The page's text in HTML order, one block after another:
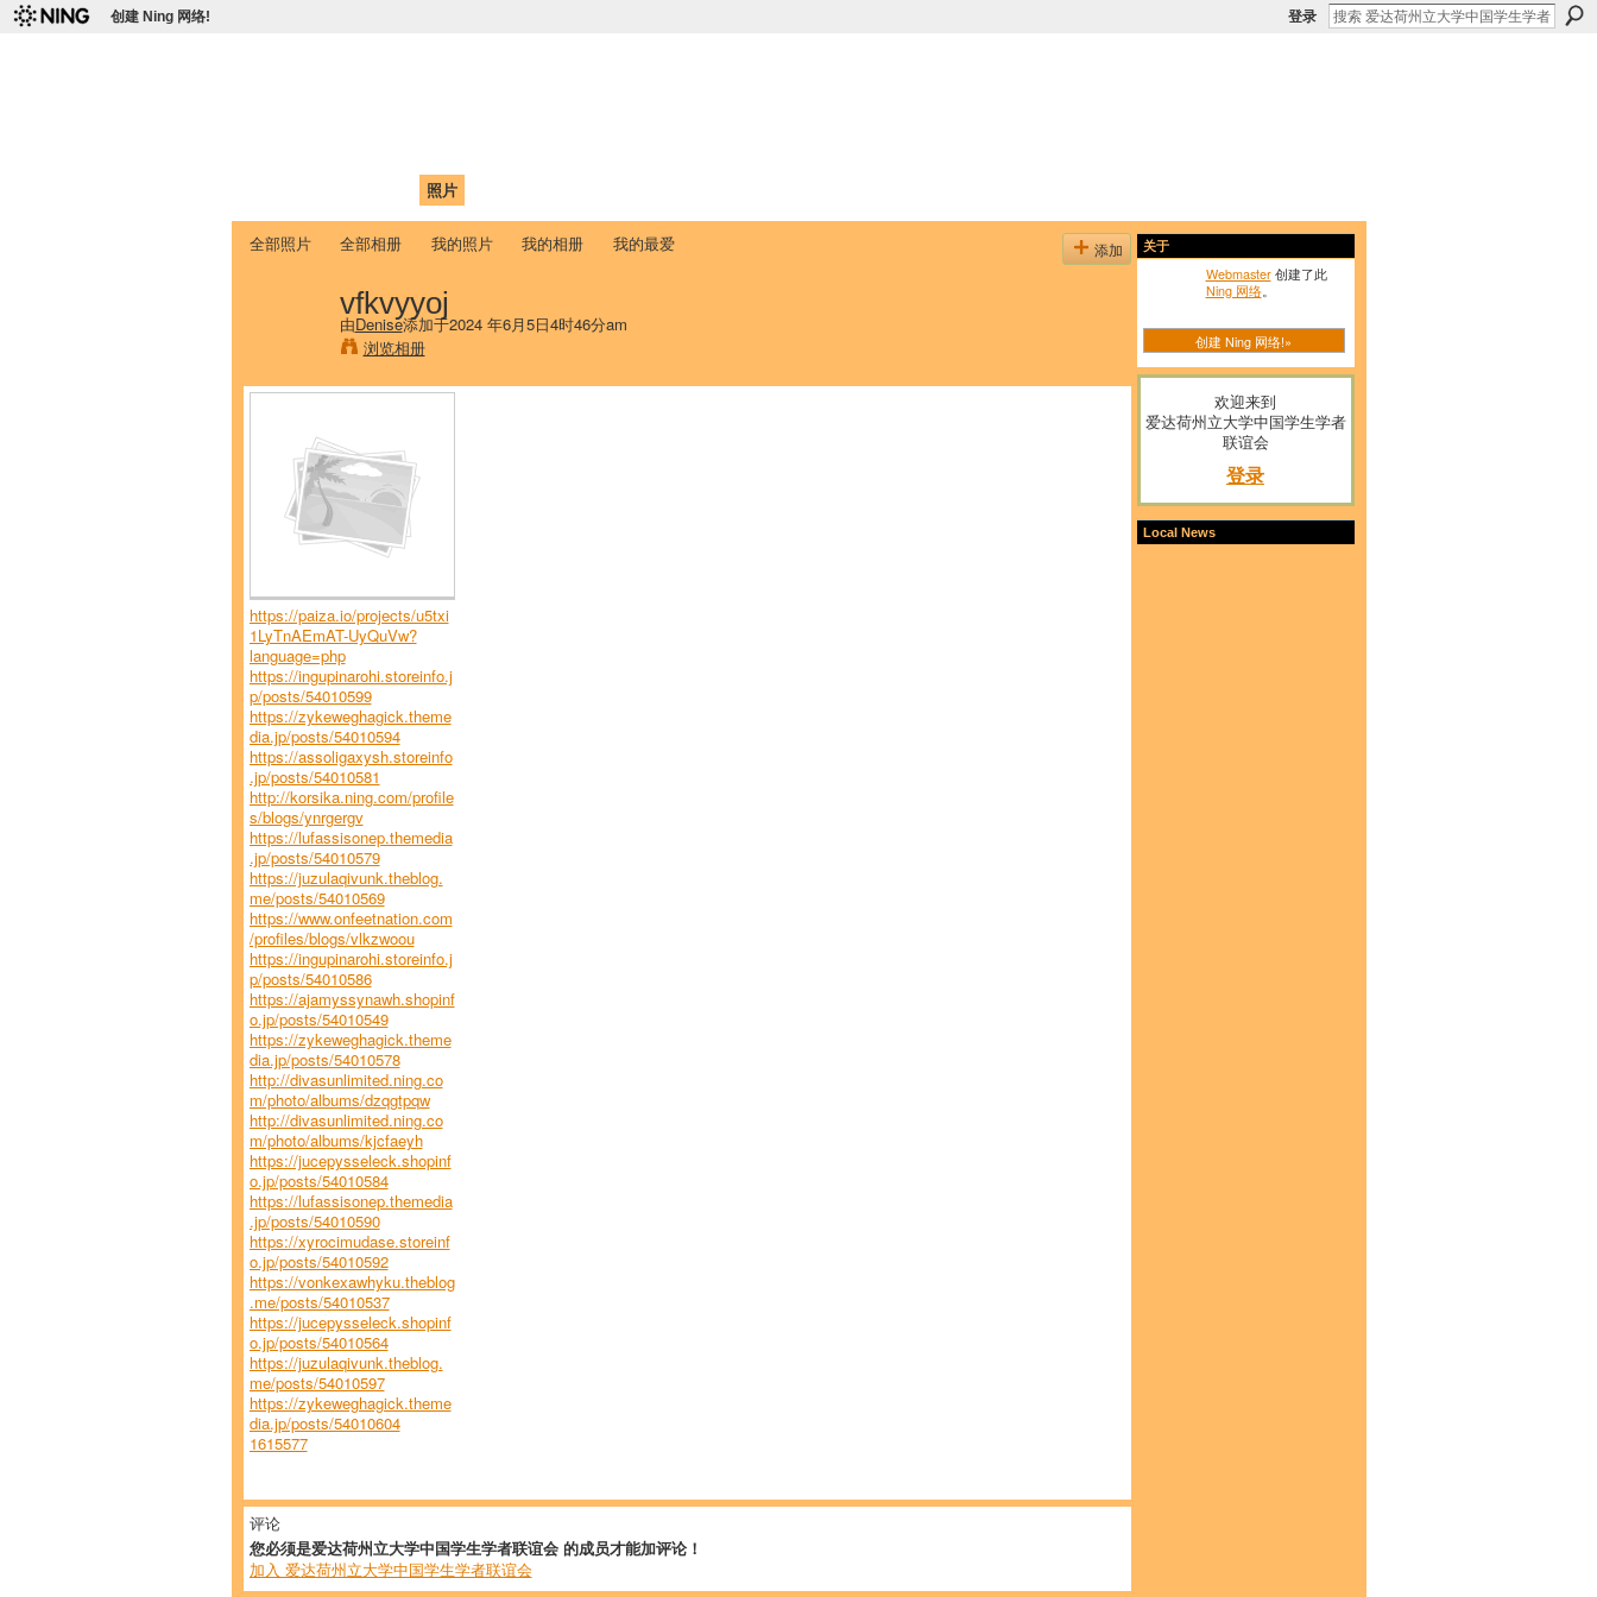
创建 Ning 网络! 登录
照片
全部照片 全部相册 我的照片 我的相册 我的最爱 添加
vfkvyyoj
由Denise添加于2024 年6月5日4时46分am
浏览相册
https://paiza.io/projects/u5txi
1LyTnAEmAT-UyQuVw?
language=php
https://ingupinarohi.storeinfo.j
p/posts/54010599
https://zykeweghagick.theme
dia.jp/posts/54010594
https://assoligaxysh.storeinfo
.jp/posts/54010581
http://korsika.ning.com/profile
s/blogs/ynrgergv
https://lufassisonep.themedia
.jp/posts/54010579
https://juzulaqivunk.theblog.
me/posts/54010569
https://www.onfeetnation.com
/profiles/blogs/vlkzwoou
https://ingupinarohi.storeinfo.j
p/posts/54010586
https://ajamyssynawh.shopinf
o.jp/posts/54010549
https://zykeweghagick.theme
dia.jp/posts/54010578
http://divasunlimited.ning.co
m/photo/albums/dzqgtpqw
http://divasunlimited.ning.co
m/photo/albums/kjcfaeyh
https://jucepysseleck.shopinf
o.jp/posts/54010584
https://lufassisonep.themedia
.jp/posts/54010590
https://xyrocimudase.storeinf
o.jp/posts/54010592
https://vonkexawhyku.theblog
.me/posts/54010537
https://jucepysseleck.shopinf
o.jp/posts/54010564
https://juzulaqivunk.theblog.
me/posts/54010597
https://zykeweghagick.theme
dia.jp/posts/54010604
1615577
评论
您必须是爱达荷州立大学中国学生学者联谊会 的成员才能加评论！
加入 爱达荷州立大学中国学生学者联谊会
关于
Webmaster创建了此
Ning 网络。
创建 Ning 网络!»
欢迎来到
爱达荷州立大学中国学生学者
联谊会
登录
Local News